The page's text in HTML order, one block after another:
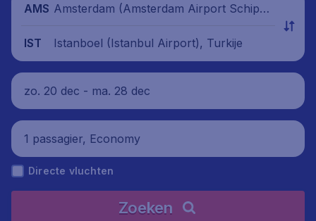
AMS Amsterdam (Amsterdam Airport Schipho
IST
Istanboel (Istanbul Airport), Turkije
zo. 20 dec - ma. 28 dec
1 passagier, Economy
Directe vluchten
Zoeken